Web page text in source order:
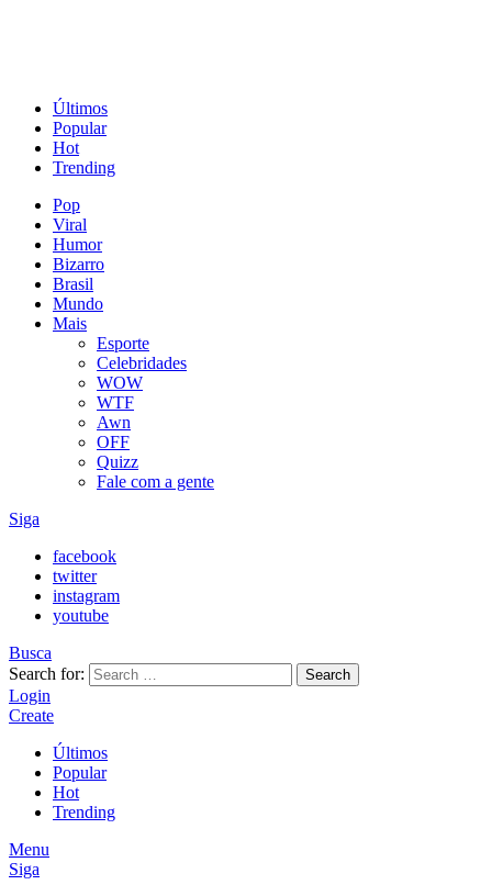
Últimos
Popular
Hot
Trending
Pop
Viral
Humor
Bizarro
Brasil
Mundo
Mais
Esporte
Celebridades
WOW
WTF
Awn
OFF
Quizz
Fale com a gente
Siga
facebook
twitter
instagram
youtube
Busca
Search for:
Search
Login
Create
Últimos
Popular
Hot
Trending
Menu
Siga